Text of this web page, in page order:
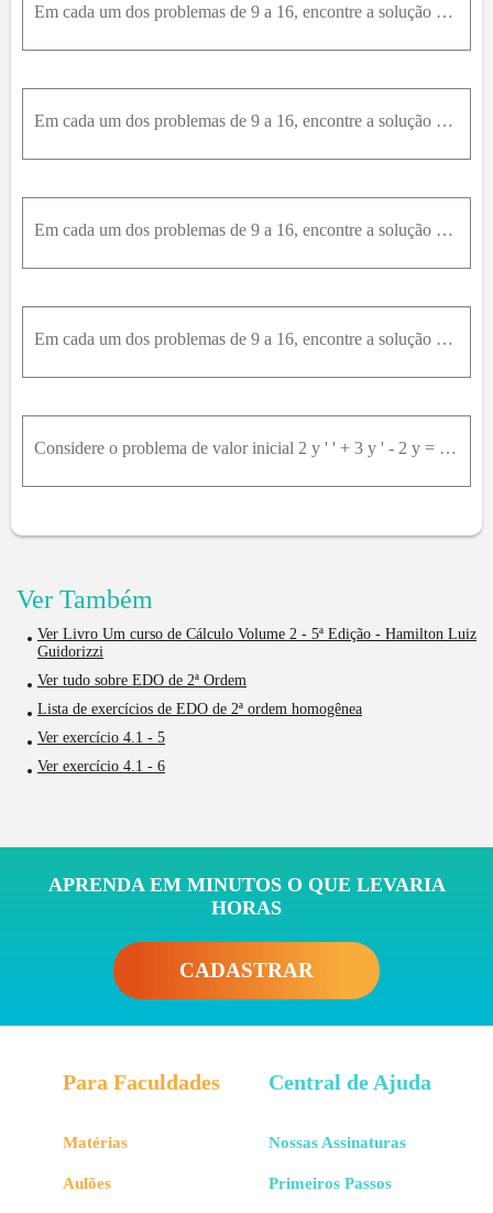
Em cada um dos problemas de 9 a 16, encontre a solução do problema de valor inicial dado. Esboce o gráfico da solução e descreva seu comportamento quando t aumenta.y'' + y' - 2 ⋅ y = 0, y(0) = 1, y'(0
Em cada um dos problemas de 9 a 16, encontre a solução do problema de valor inicial dado. Esboce o gráfico da solução e descreva seu comportamento quando t aumenta.4 * y'' - y = 0, y(-2) = 1, y'(-2) =
Em cada um dos problemas de 9 a 16, encontre a solução do problema de valor inicial dado. Esboce o gráfico da solução e descreva seu comportamento quando t aumenta.y'' + 3y' = 0, y(0) = -2, y'(0) = 3
Em cada um dos problemas de 9 a 16, encontre a solução do problema de valor inicial dado. Esboce o gráfico da solução e descreva seu comportamento quando t aumenta. 6 y ' ' - 5 y ' + y = 0 , y 0 = 4 ,
Considere o problema de valor inicial 2 y ' ' + 3 y ' - 2 y = 0 , y 0 = 1 , y ' 0 = - α , em que α0 .Resolva o problema de valor inicial.Faça o gráfico da solução em α = 1 . Encontre as coordenadas t
Ver Também
Ver Livro Um curso de Cálculo Volume 2 - 5ª Edição - Hamilton Luiz
Guidorizzi
Ver tudo sobre EDO de 2ª Ordem
Lista de exercícios de EDO de 2ª ordem homogênea
Ver exercício 4.1 - 5
Ver exercício 4.1 - 6
APRENDA EM MINUTOS O QUE LEVARIA
HORAS
CADASTRAR
Para Faculdades
Matérias
Aulões
Central de Ajuda
Nossas Assinaturas
Primeiros Passos